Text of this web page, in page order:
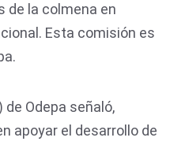
de la colmena en
Esta comisión es
de Odepa señaló,
apoyar el desarrollo de